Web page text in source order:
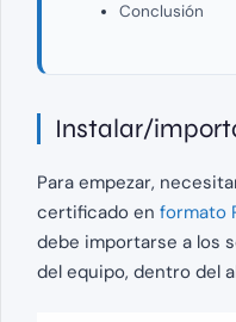
Conclusión
Instalar/
Para empezar,
certificado en formato
debe importarse a los
del equipo, dentro del